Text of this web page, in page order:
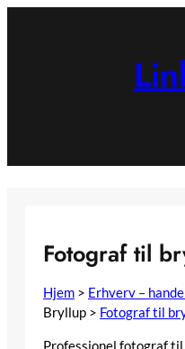
Fotograf til
Hjem > Erhverv –
Bryllup > Fotograf til
Professionel fotograf